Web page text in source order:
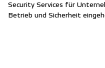
Security Services für
Betrieb und Sicherheit